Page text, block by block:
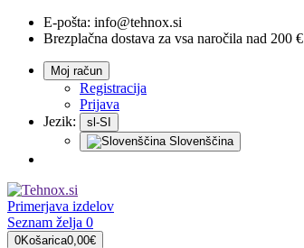
E-pošta: info@tehnox.si
Brezplačna dostava za vsa naročila nad 200 €
Moj račun
Registracija
Prijava
Jezik:
sl-SI
Slovenščina
Primerjava izdelov
Seznam želja 0
0Košarica0,00€